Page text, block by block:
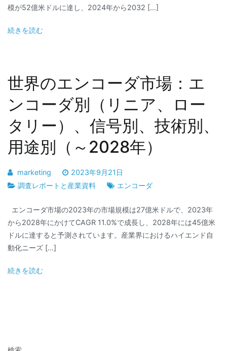
模が52億米ドルに達し、2024年から2032 […]
続きを読む
世界のエンコーダ市場：エ
ンコーダ別（リニア、ロー
タリー）、信号別、技術別、
用途別（～2028年）
marketing
2023年9月21日
調査レポートと産業資料
エンコーダ
エンコーダ市場の2023年の市場規模は27億米ドルで、2023年
から2028年にかけてCAGR 11.0%で成長し、2028年には45億米
ドルに達すると予測されています。産業界におけるハイエンド自
動化ニーズ […]
続きを読む